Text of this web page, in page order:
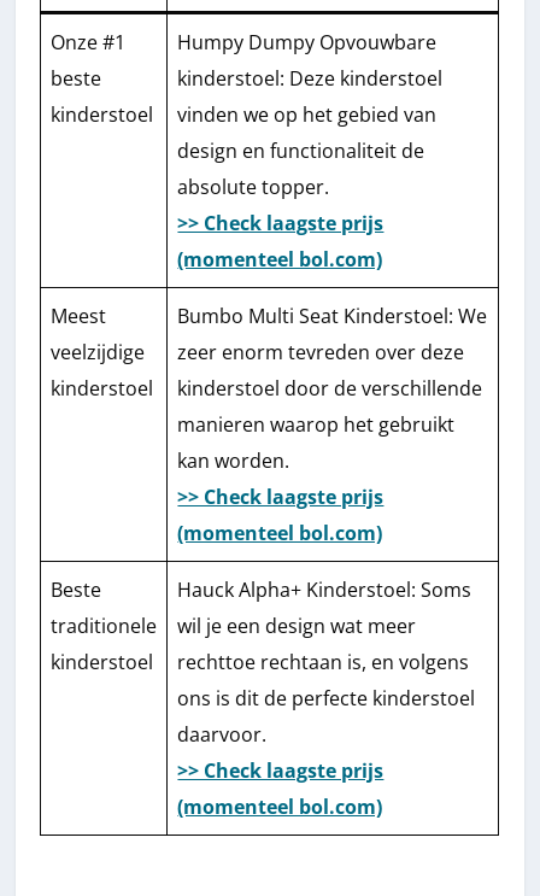
Onze #1
beste
kinderstoel
Humpy Dumpy Opvouwbare
kinderstoel: Deze kinderstoel
vinden we op het gebied van
design en functionaliteit de
absolute topper.
>> Check laagste prijs
(momenteel bol.com)
Meest
veelzijdige
kinderstoel
Bumbo Multi Seat Kinderstoel: We
zeer enorm tevreden over deze
kinderstoel door de verschillende
manieren waarop het gebruikt
kan worden.
>> Check laagste prijs
(momenteel bol.com)
Beste
traditionele
kinderstoel
Hauck Alpha+ Kinderstoel: Soms
wil je een design wat meer
rechttoe rechtaan is, en volgens
ons is dit de perfecte kinderstoel
daarvoor.
>> Check laagste prijs
(momenteel bol.com)